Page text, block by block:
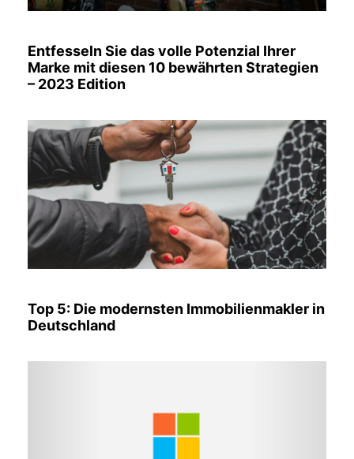
Entfesseln Sie das volle Potenzial Ihrer
Marke mit diesen 10 bewährten Strategien
– 2023 Edition
Top 5: Die modernsten Immobilienmakler in
Deutschland